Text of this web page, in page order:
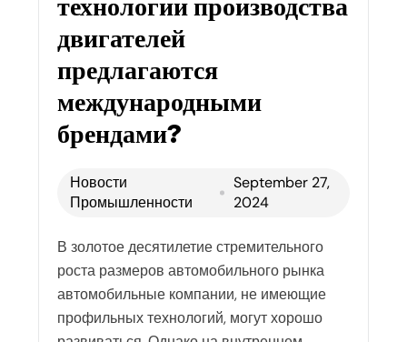
двигателей
предлагаются
международными
брендами?
Новости
Промышленности
September 27,
2024
В золотое десятилетие стремительного
роста размеров автомобильного рынка
автомобильные компании, не имеющие
профильных технологий, могут хорошо